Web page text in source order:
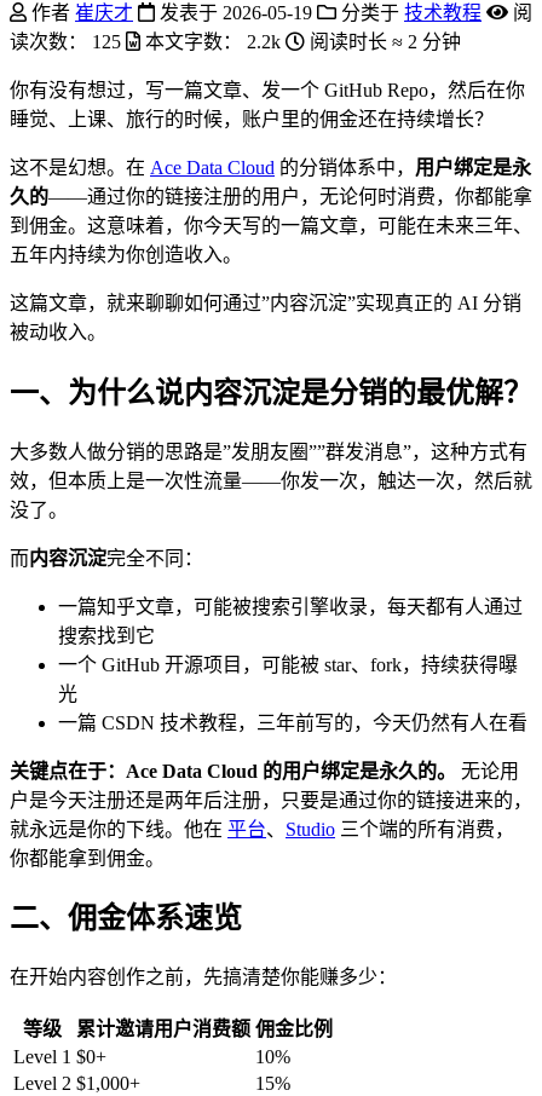
作者 崔庆才 发表于 2026-05-19 分类于 技术教程
阅
读次数：
125 本文字数： 2.2k 阅读时长 ≈ 2 分钟
你有没有想过，写一篇文章、发一个 GitHub Repo，然后在你
睡觉、上课、旅行的时候，账户里的佣金还在持续增长？
这不是幻想。在 Ace Data Cloud 的分销体系中， 用户绑定是永
久的——通过你的链接注册的用户，无论何时消费，你都能拿
到佣金。这意味着，你今天写的一篇文章，可能在未来三年、
五年内持续为你创造收入。
这篇文章，就来聊聊如何通过”内容沉淀”实现真正的 AI 分销
被动收入。
一、为什么说内容沉淀是分销的最优解？
大多数人做分销的思路是”发朋友圈””群发消息”，这种方式有
效，但本质上是一次性流量——你发一次，触达一次，然后就
没了。
而内容沉淀完全不同：
一篇知乎文章，可能被搜索引擎收录，每天都有人通过
搜索找到它
一个 GitHub 开源项目，可能被 star、fork，持续获得曝
光
一篇 CSDN 技术教程，三年前写的，今天仍然有人在看
关键点在于：Ace Data Cloud 的用户绑定是永久的。
无论用
户是今天注册还是两年后注册，只要是通过你的链接进来的，
就永远是你的下线。他在 平台、 Studio 三个端的所有消费，
你都能拿到佣金。
二、佣金体系速览
在开始内容创作之前，先搞清楚你能赚多少：
等级 累计邀请用户消费额 佣金比例
Level 1 $0+
10%
Level 2 $1,000+
15%